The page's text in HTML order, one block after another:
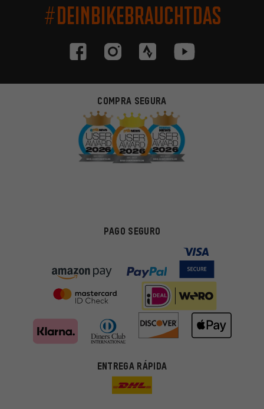
#DEINBIKEBRAUCHTDAS
COMPRA SEGURA
PAGO SEGURO
ENTREGA RÁPIDA